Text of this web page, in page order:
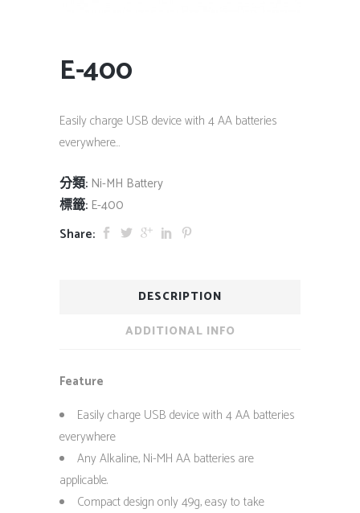
E-400
Easily charge USB device with 4 AA batteries
everywhere…
分類: Ni-MH Battery
標籤: E-400
Share:
DESCRIPTION
ADDITIONAL INFO
Feature
Easily charge USB device with 4 AA batteries
everywhere
Any Alkaline, Ni-MH AA batteries are
applicable.
Compact design only 49g, easy to take